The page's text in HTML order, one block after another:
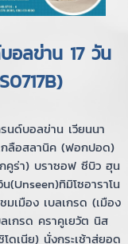
อลข่าน 17 วัน
นด์บอลข่าน เวียนนา
กลือสลานิค (ฟอกปอด)
คูร่า) บราซอฟ ซีบิว ฮุน
(Unseen)ทิมิโซอาราโน
เมือง เบลเกรด (เมือง
เกรด คราคูเยวัต นิส
ดเนีย) นั่งกระเช้าสู่ยอด